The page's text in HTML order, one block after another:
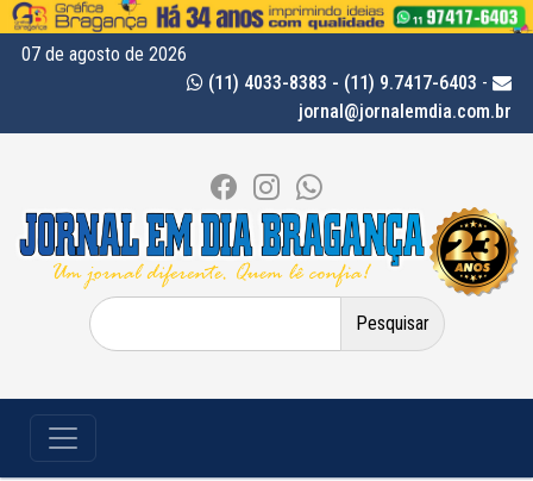
07 de agosto de 2026
(11) 4033-8383 - (11) 9.7417-6403 -
jornal@jornalemdia.com.br
Pesquisar
por: